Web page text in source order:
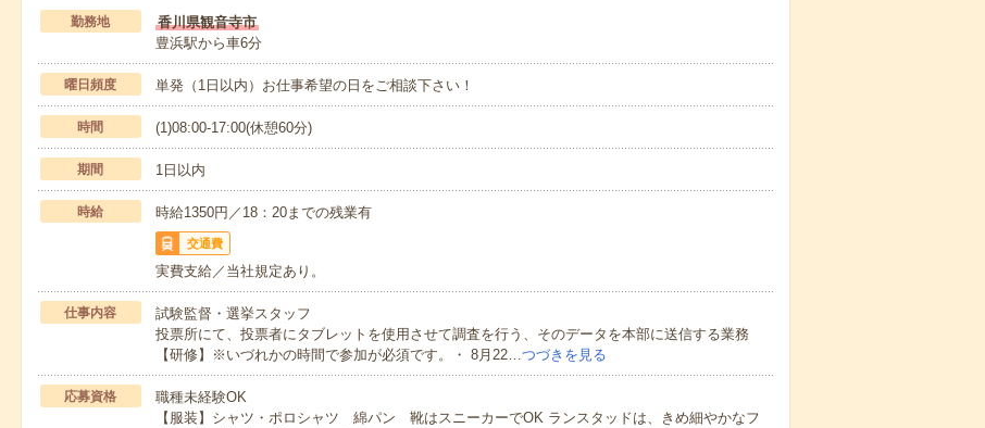
勤務地
香川県観音寺市
豊浜駅から車6分
曜日頻度 単発（1日以内）お仕事希望の日をご相談下さい！
時間 (1)08:00-17:00(休憩60分)
期間 1日以内
時給 時給1350円／18：20までの残業有
交通費
実費支給／当社規定あり。
仕事内容
試験監督・選挙スタッフ
投票所にて、投票者にタブレットを使用させて調査を行う、そのデータを本部に送信する業務
【研修】※いづれかの時間で参加が必須です。・ 8月22…つづきを見る
応募資格
職種未経験OK
【服装】シャツ・ポロシャツ 綿パン 靴はスニーカーでOK ランスタッドは、きめ細やかなフ